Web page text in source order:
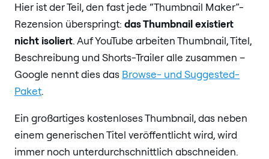
Hier ist der Teil, den fast jede “Thumbnail Maker”-
Rezension überspringt: das Thumbnail existiert
nicht isoliert. Auf YouTube arbeiten Thumbnail, Titel,
Beschreibung und Shorts-Trailer alle zusammen –
Google nennt dies das Browse- und Suggested-
Paket.
Ein großartiges kostenloses Thumbnail, das neben
einem generischen Titel veröffentlicht wird, wird
immer noch unterdurchschnittlich abschneiden.